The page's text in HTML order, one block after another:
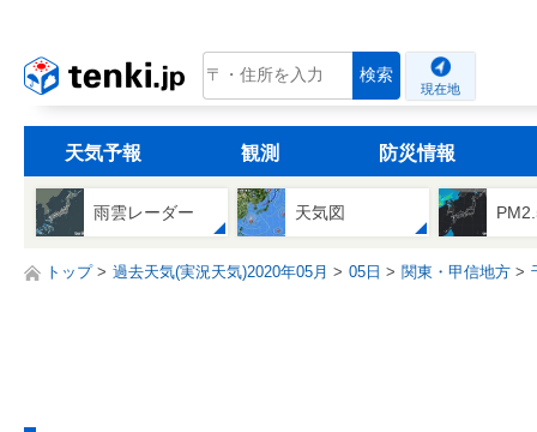
tenki.jp 検索
現在地
天気予報 観測 防災情報
雨雲レーダー 天気図
トップ 過去天気(実況天気)2020年05月 05日 関東・甲信地方